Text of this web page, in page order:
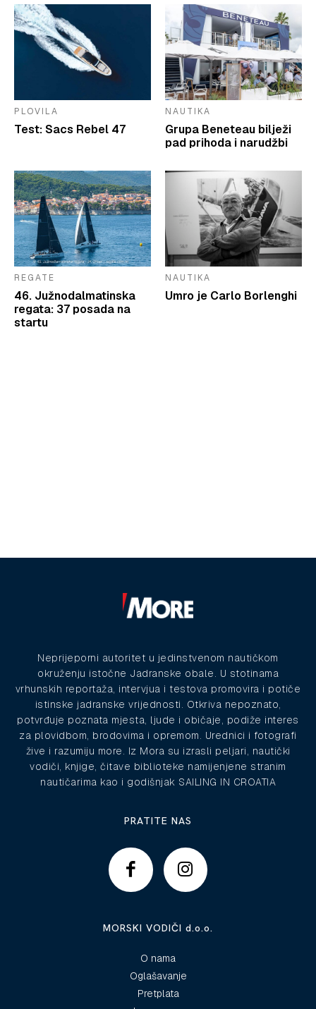
PLOVILA
Test: Sacs Rebel 47
NAUTIKA
Grupa Beneteau bilježi
pad prihoda i narudžbi
REGATE
46. Južnodalmatinska
regata: 37 posada na
startu
NAUTIKA
Umro je Carlo Borlenghi
Neprijeporni autoritet u jedinstvenom nautičkom
okruženju istočne Jadranske obale. U stotinama
vrhunskih reportaža, intervjua i testova promovira i potiče
istinske jadranske vrijednosti. Otkriva nepoznato,
potvrđuje poznata mjesta, ljude i običaje, podiže interes
za plovidbom, brodovima i opremom. Urednici i fotografi
žive i razumiju more. Iz Mora su izrasli peljari, nautički
vodiči, knjige, čitave biblioteke namijenjene stranim
nautičarima kao i godišnjak SAILING IN CROATIA
PRATITE NAS
MORSKI VODIČI d.o.o.
O nama
Oglašavanje
Pretplata